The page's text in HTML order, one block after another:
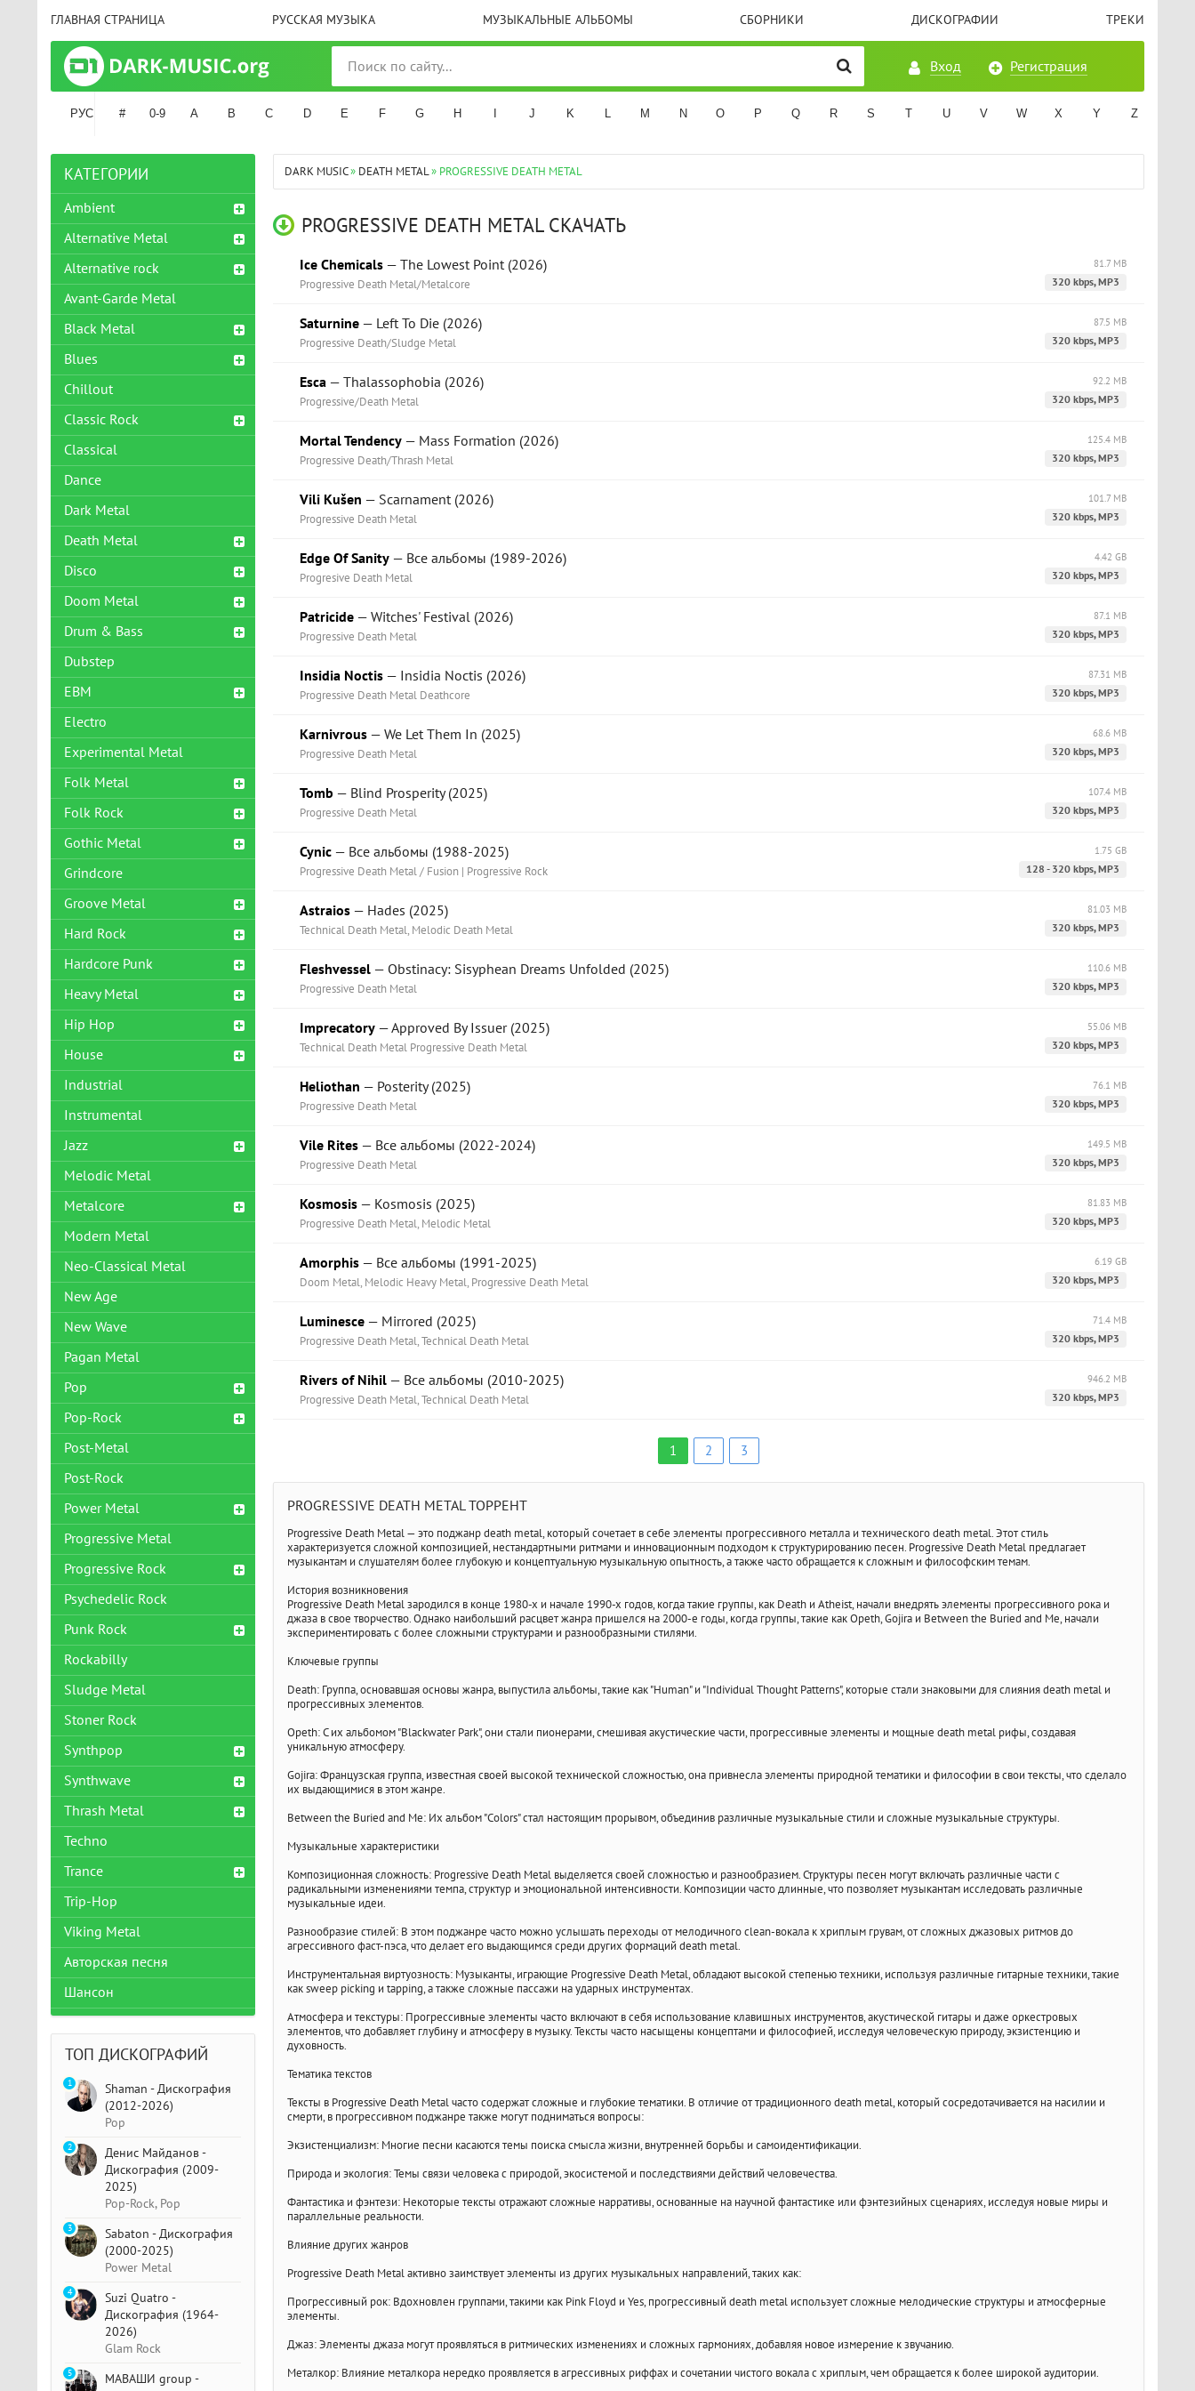
ГЛАВНАЯ СТРАНИЦА РУССКАЯ МУЗЫКА МУЗЫКАЛЬНЫЕ АЛЬБОМЫ СБОРНИКИ ДИСКОГРАФИИ ТРЕКИ
Вход Регистрация
РУС # 0-9 A B C D E F G H J K L M N O P Q R S T U V W X Y Z
DARK MUSIC» DEATH METAL» PROGRESSIVE DEATH METAL
PROGRESSIVE DEATH METAL СКАЧАТЬ
Ice Chemicals— The Lowest Point (2026)
Progressive Death Metal/Metalcore
81.7 MB
320 kbps, MP3
Saturnine— Left To Die (2026)
Progressive Death/Sludge Metal
87.5 MB
320 kbps, MP3
Esca— Thalassophobia (2026)
Progressive/Death Metal
92.2 MB
320 kbps, MP3
Mortal Tendency— Mass Formation (2026)
Progressive Death/Thrash Metal
125.4 MB
320 kbps, MP3
Vili Kušen — Scarnament (2026)
Progressive Death Metal
101.7 MB
320 kbps, MP3
Edge Of Sanity— Все альбомы (1989-2026)
Progresive Death Metal
4.42 GB
320 kbps, MP3
Patricide— Witches' Festival (2026)
Progressive Death Metal
87.1 MB
320 kbps, MP3
Insidia Noctis— Insidia Noctis (2026)
Progressive Death Metal Deathcore
87.31 MB
320 kbps, MP3
Karnivrous— We Let Them In (2025)
Progressive Death Metal
68.6 MB
320 kbps, MP3
Tomb — Blind Prosperity (2025)
Progressive Death Metal
107.4 MB
320 kbps, MP3
Cynic— Все альбомы (1988-2025)
Progressive Death Metal / Fusion | Progressive Rock
1.75 GB
128 - 320 kbps, MP3
Astraios— Hades (2025)
Technical Death Metal, Melodic Death Metal
81.03 MB
320 kbps, MP3
Fleshvessel— Obstinacy: Sisyphean Dreams Unfolded (2025)
Progressive Death Metal
110.6 MB
320 kbps, MP3
Imprecatory— Approved By Issuer (2025)
Technical Death Metal Progressive Death Metal
55.06 MB
320 kbps, MP3
Heliothan — Posterity (2025)
Progressive Death Metal
76.1 MB
320 kbps, MP3
Vile Rites— Все альбомы (2022-2024)
Progressive Death Metal
149.5 MB
320 kbps, MP3
Kosmosis— Kosmosis (2025)
Progressive Death Metal, Melodic Metal
81.83 MB
320 kbps, MP3
Amorphis— Все альбомы (1991-2025)
Doom Metal, Melodic Heavy Metal, Progressive Death Metal
6.19 GB
320 kbps, MP3
Luminesce— Mirrored (2025)
Progressive Death Metal, Technical Death Metal
71.4 MB
320 kbps, MP3
Rivers of Nihil— Все альбомы (2010-2025)
Progressive Death Metal, Technical Death Metal
946.2 MB
320 kbps, MP3
1 2 3
PROGRESSIVE DEATH METAL ТОРРЕНТ
Progressive Death Metal — это поджанр death metal, который сочетает в себе элементы прогрессивного металла и технического death metal. Этот стиль
характеризуется сложной композицией, нестандартными ритмами и инновационным подходом к структурированию песен. Progressive Death Metal предлагает
музыкантам и слушателям более глубокую и концептуальную музыкальную опытность, а также часто обращается к сложным и философским темам.
История возникновения
Progressive Death Metal зародился в конце 1980-х и начале 1990-х годов, когда такие группы, как Death и Atheist, начали внедрять элементы прогрессивного рока и
джаза в свое творчество. Однако наибольший расцвет жанра пришелся на 2000-е годы, когда группы, такие как Opeth, Gojira и Between the Buried and Me, начали
экспериментировать с более сложными структурами и разнообразными стилями.
Ключевые группы
Death: Группа, основавшая основы жанра, выпустила альбомы, такие как "Human" и "Individual Thought Patterns", которые стали знаковыми для слияния death metal и
прогрессивных элементов.
Opeth: С их альбомом "Blackwater Park", они стали пионерами, смешивая акустические части, прогрессивные элементы и мощные death metal рифы, создавая
уникальную атмосферу.
Gojira: Французская группа, известная своей высокой технической сложностью, она привнесла элементы природной тематики и философии в свои тексты, что сделало
их выдающимися в этом жанре.
Between the Buried and Me: Их альбом "Colors" стал настоящим прорывом, объединив различные музыкальные стили и сложные музыкальные структуры.
Музыкальные характеристики
Композиционная сложность: Progressive Death Metal выделяется своей сложностью и разнообразием. Структуры песен могут включать различные части с
радикальными изменениями темпа, структур и эмоциональной интенсивности. Композиции часто длинные, что позволяет музыкантам исследовать различные
музыкальные идеи.
Разнообразие стилей: В этом поджанре часто можно услышать переходы от мелодичного clean-вокала к хриплым грувам, от сложных джазовых ритмов до
агрессивного фаст-пэса, что делает его выдающимся среди других формаций death metal.
Инструментальная виртуозность: Музыканты, играющие Progressive Death Metal, обладают высокой степенью техники, используя различные гитарные техники, такие
как sweep picking и tapping, а также сложные пассажи на ударных инструментах.
Атмосфера и текстуры: Прогрессивные элементы часто включают в себя использование клавишных инструментов, акустической гитары и даже оркестровых
элементов, что добавляет глубину и атмосферу в музыку. Тексты часто насыщены концептами и философией, исследуя человеческую природу, экзистенцию и
духовность.
Тематика текстов
Тексты в Progressive Death Metal часто содержат сложные и глубокие тематики. В отличие от традиционного death metal, который сосредотачивается на насилии и
смерти, в прогрессивном поджанре также могут подниматься вопросы:
Экзистенциализм: Многие песни касаются темы поиска смысла жизни, внутренней борьбы и самоидентификации.
Природа и экология: Темы связи человека с природой, экосистемой и последствиями действий человечества.
Фантастика и фэнтези: Некоторые тексты отражают сложные нарративы, основанные на научной фантастике или фэнтезийных сценариях, исследуя новые миры и
параллельные реальности.
Влияние других жанров
Progressive Death Metal активно заимствует элементы из других музыкальных направлений, таких как:
Прогрессивный рок: Вдохновлен группами, такими как Pink Floyd и Yes, прогрессивный death metal использует сложные мелодические структуры и атмосферные
элементы.
Джаз: Элементы джаза могут проявляться в ритмических изменениях и сложных гармониях, добавляя новое измерение к звучанию.
Металкор: Влияние металкора нередко проявляется в агрессивных риффах и сочетании чистого вокала с хриплым, чем обращается к более широкой аудитории.
КАТЕГОРИИ
Ambient
Alternative Metal
Alternative rock
Avant-Garde Metal
Black Metal
Blues
Chillout
Classic Rock
Classical
Dance
Dark Metal
Death Metal
Disco
Doom Metal
Drum & Bass
Dubstep
EBM
Electro
Experimental Metal
Folk Metal
Folk Rock
Gothic Metal
Grindcore
Groove Metal
Hard Rock
Hardcore Punk
Heavy Metal
Hip Hop
House
Industrial
Instrumental
Jazz
Melodic Metal
Metalcore
Modern Metal
Neo-Classical Metal
New Age
New Wave
Pagan Metal
Pop
Pop-Rock
Post-Metal
Post-Rock
Power Metal
Progressive Metal
Progressive Rock
Psychedelic Rock
Punk Rock
Rockabilly
Sludge Metal
Stoner Rock
Synthpop
Synthwave
Thrash Metal
Techno
Trance
Trip-Hop
Viking Metal
Авторская песня
Шансон
ТОП ДИСКОГРАФИЙ
Shaman - Дискография
(2012-2026)
Pop
1
Денис Майданов -
Дискография (2009-
2025)
Pop-Rock, Pop
2
Sabaton - Дискография
(2000-2025)
Power Metal
3
Suzi Quatro -
Дискография (1964-
2026)
Glam Rock
4
МАВАШИ group -
5